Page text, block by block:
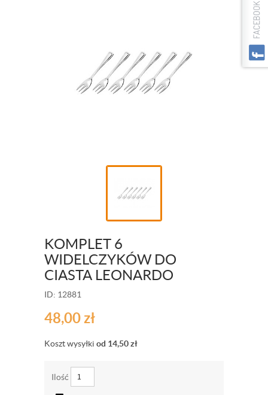
KOMPLET 6
WIDELCZYKÓW DO
CIASTA LEONARDO
ID: 12881
48,00zł
Koszt wysyłki od 14,50zł
Ilość